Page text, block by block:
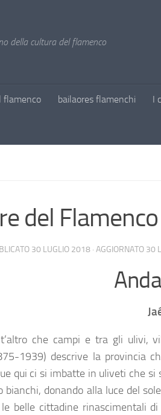
della cultura del flamenco
flamenco bailaores flamenchi I
del Flamenco
30 LUGLIO 2018 · AGGIORNATO 30
che campi e tra gli ulivi,
1939) descrive la provincia
qui ci si imbatte in uliveti che
bianchi, donando alla luce del
belle cittadine rinascimentali